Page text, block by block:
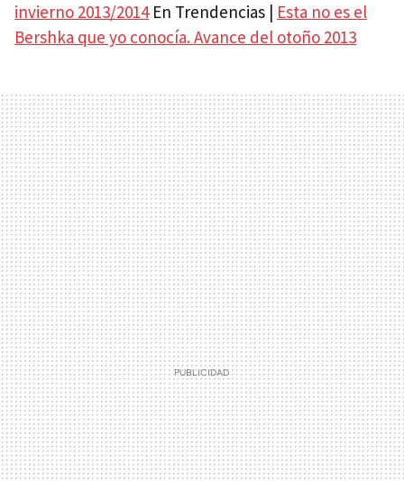
invierno 2013/2014En Trendencias | Esta no es el
Bershka que yo conocía. Avance del otoño 2013